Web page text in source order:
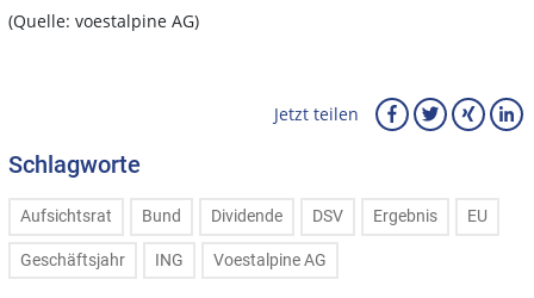
(Quelle: voestalpine AG)
Jetzt teilen
Schlagworte
Aufsichtsrat Bund Dividende DSV Ergebnis EU
Geschäftsjahr ING Voestalpine AG